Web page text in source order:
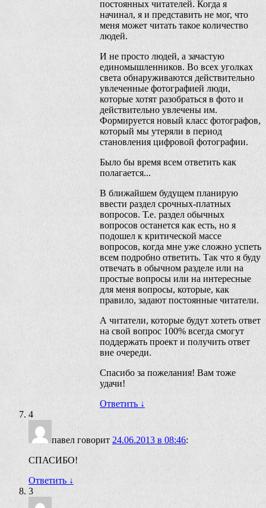
постоянных читателей. Когда я
начинал, я и представить не мог, что
меня может читать такое количество
людей.
И не просто людей, а зачастую
единомышленников. Во всех уголках
света обнаруживаются действительно
увлеченные фотографией люди,
которые хотят разобраться в фото и
действительно увлечены им.
Формируется новый класс фотографов,
который мы утеряли в период
становления цифровой фотографии.
Было бы время всем ответить как
полагается...
В ближайшем будущем планирую
ввести раздел срочных-платных
вопросов. Т.е. раздел обычных
вопросов останется как есть, но я
подошел к критической массе
вопросов, когда мне уже сложно успеть
всем подробно ответить. Так что я буду
отвечать в обычном разделе или на
простые вопросы или на интересные
для меня вопросы, которые, как
правило, задают постоянные читатели.
А читатели, которые будут хотеть ответ
на свой вопрос 100% всегда смогут
поддержать проект и получить ответ
вне очереди.
Спасибо за пожелания! Вам тоже
удачи!
Ответить ↓
4
павел говорит 24.06.2013 в 08:46:
СПАСИБО!
Ответить ↓
3